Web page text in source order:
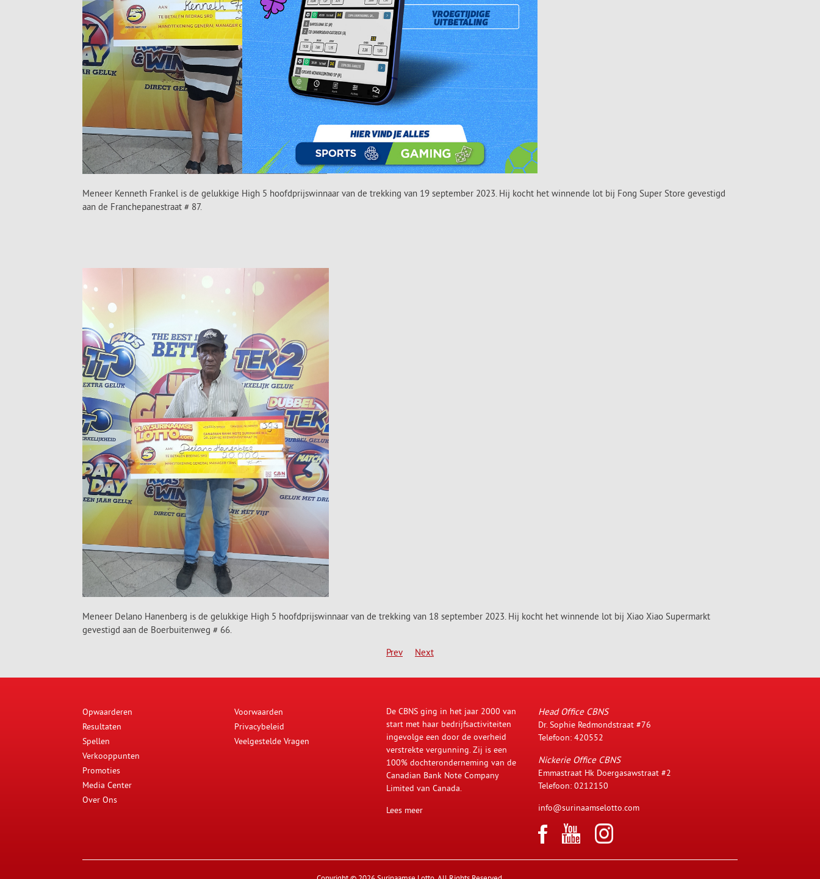
Meneer Kenneth Frankel is de gelukkige High 5 hoofdprijswinnaar van de trekking van 19 september 2023. Hij kocht het winnende lot bij Fong Super Store gevestigd
aan de Franchepanestraat # 87.
Meneer Delano Hanenberg is de gelukkige High 5 hoofdprijswinnaar van de trekking van 18 september 2023. Hij kocht het winnende lot bij Xiao Xiao Supermarkt
gevestigd aan de Boerbuitenweg # 66.
Prev
Next
Opwaarderen
Resultaten
Spellen
Verkooppunten
Promoties
Media Center
Over Ons
Voorwaarden
Privacybeleid
Veelgestelde Vragen
De CBNS ging in het jaar 2000 van
start met haar bedrijfsactiviteiten
ingevolge een door de overheid
verstrekte vergunning. Zij is een
100% dochteronderneming van de
Canadian Bank Note Company
Limited van Canada.
Lees meer
Head Office CBNS
Dr. Sophie Redmondstraat #76
Telefoon: 420552
Nickerie Office CBNS
Emmastraat Hk Doergasawstraat #2
Telefoon: 0212150
info@surinaamselotto.com